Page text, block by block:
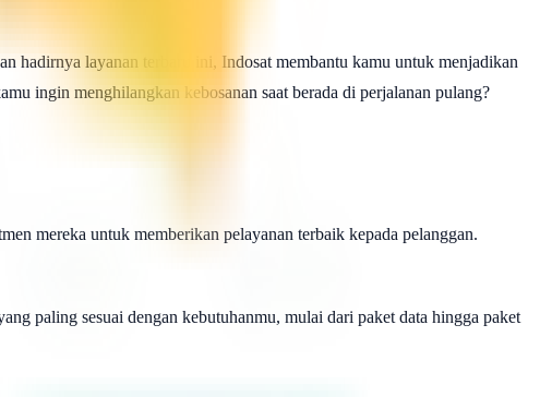
hadirnya layanan terbaru ini, Indosat membantu kamu untuk menjadikan
ingin menghilangkan kebosanan saat berada di perjalanan pulang?
mereka untuk memberikan pelayanan terbaik kepada pelanggan.
paling sesuai dengan kebutuhanmu, mulai dari paket data hingga paket